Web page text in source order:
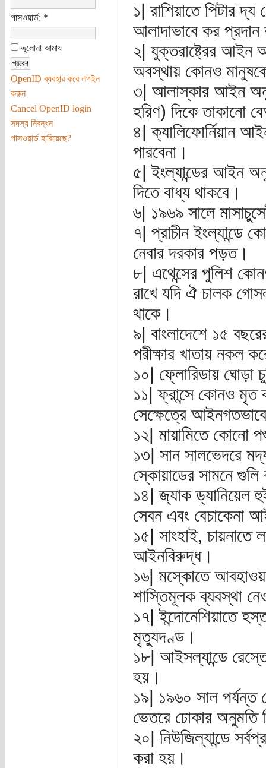
পাসওয়ার্ড: *
ভুলোনা আমায়
OpenID ব্যবহার করে লগইন
করুন
Cancel OpenID login
সদস্য নিবন্ধন
পাসওয়ার্ড হারিয়েছে?
১| রাশিয়াতে পিটার
আলাদাভাবে কর
২| যুক্তরাষ্ট্রের আইন
অবস্থায় কোনও
৩| আলাস্কার আইন
হরিণ) দিকে তাকানো
৪| ক্যালিফোর্নিয়ান
পারবেনা।
৫| ইংল্যান্ডের আইন
দিতে বাধ্য থাকবে।
৬| ১৯৬৯ সালে
৭| প্রাচীন ইংল্যান্ডে
নেবার দরকার পড়ত।
৮| এথেন্সের পুলিশ
রাখে যদি ঐ চালক
থাকে।
৯| বাংলাদেশে ১৫
পরীক্ষার খাতায় নকল
১০| ফ্লোরিডায় ঘোড়া
১১| ফ্রান্সে কোনও মৃত
সেক্ষেত্রে
১২| মায়ামিতে কোনো
১৩| সান সালভেদরে
স্কোয়াডের সামনে
১৪| জ্যাক ড্যানিয়েল
সেবন এবং বেচাকেনা
১৫| সাংহাই, চায়নাতে
আইনবিরুদ্ধ।
১৬| মস্কোতে
শাস্তিমূলক ব্যবস্থা
১৭| ইন্দোনেশিয়াতে
মৃত্যুদণ্ড।
১৮| আইসল্যান্ডে
হয়।
১৯| ১৯৬০ সাল পর্যন্ত
ভেতরে ঢোকার অনুমতি
২০| নিউজিল্যান্ডে
করা হয়।